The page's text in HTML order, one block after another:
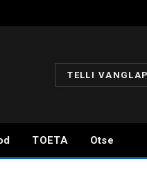
TELLI
TOETA Otse